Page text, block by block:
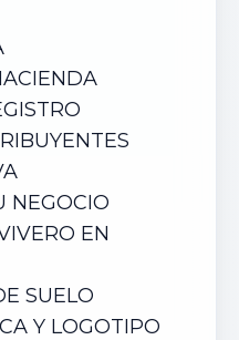
NEGOCIO
EN
SUELO
Y LOGOTIPO